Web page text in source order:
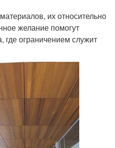
их относительно
желание помогут
где ограничением служит